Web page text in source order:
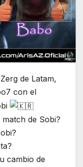
de Latam,
con el
de Sobi?
cambio de